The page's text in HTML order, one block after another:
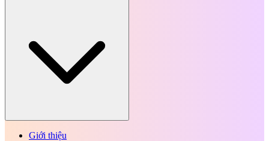
Giới thiệu